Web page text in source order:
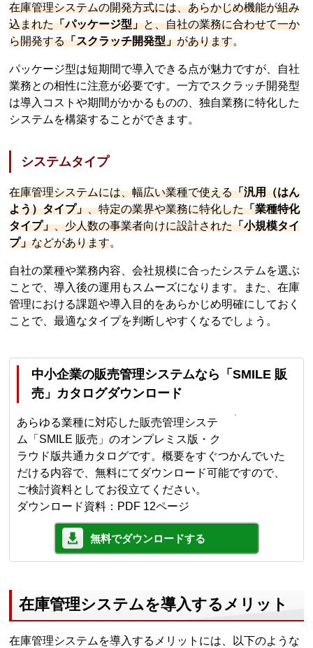
在庫管理システムの開発方式には、あらかじめ機能が組み
込まれた「パッケージ型」と、自社の業務に合わせて一か
ら開発する「スクラッチ開発型」があります。
パッケージ型は短期間で導入できる点が魅力ですが、自社
業務との相性に注意が必要です。一方でスクラッチ開発型
は導入コストや期間がかかるものの、独自業務に特化した
システムを構築することができます。
システムタイプ
在庫管理システムには、幅広い業種で使える「汎用（はん
よう）タイプ」、特定の業界や業務に特化した「業種特化
タイプ」、少人数の事業者向けに設計された「小規模タイ
プ」などがあります。
自社の業種や業務内容、会社規模に合ったシステムを選ぶ
ことで、導入後の運用もスムーズになります。また、在庫
管理における課題や導入目的をあらかじめ明確にしておく
ことで、最適なタイプを判断しやすくなるでしょう。
中小企業の販売管理システムなら「SMILE 販
売」カタログダウンロード
あらゆる業種に対応した販売管理システ
ム「SMILE 販売」のオンプレミス版・ク
ラウド版共通カタログです。概要をすぐつかんでいた
だける内容で、無料にてダウンロード可能ですので、
ご検討資料としてお役立てください。
ダウンロード資料：PDF 12ページ
無料でダウンロードする
在庫管理システムを導入するメリット
在庫管理システムを導入するメリットには、以下のような